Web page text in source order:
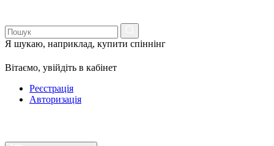
Я шукаю, наприклад, купити спіннінг
Вітаємо, увійдіть в кабінет
Реєстрація
Авторизація